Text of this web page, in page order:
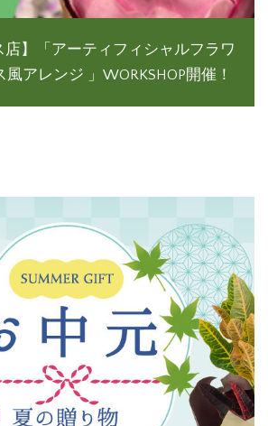
店】「アーティフィシャルフラワ
アレンジ 」WORKSHOP開催！